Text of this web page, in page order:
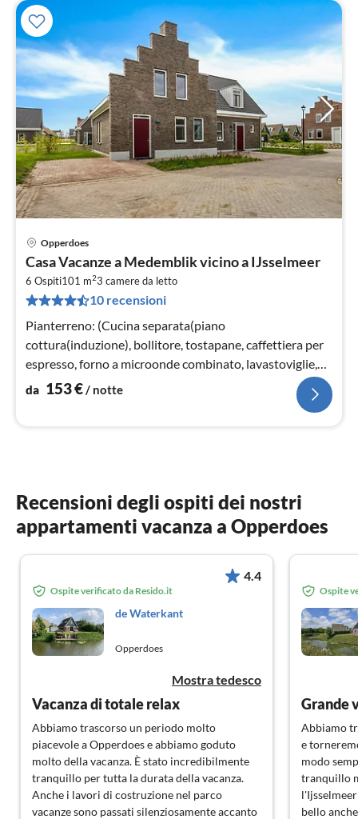
Opperdoes
Casa Vacanze a Medemblik vicino a IJsselmeer
6 Ospiti101 m23 camere da letto
10 recensioni
Pianterreno: (Cucina separata(piano
cottura(induzione), bollitore, tostapane, caffettiera per
espresso, forno a microonde combinato, lavastoviglie,
frigo con congelatore, Frullator...
da 153€/ notte
Recensioni degli ospiti dei nostri
appartamenti vacanza a Opperdoes
4.4
Ospite verificato da Resido.it
de Waterkant
Opperdoes
Mostra tedesco
Vacanza di totale relax
Abbiamo trascorso un periodo molto
piacevole a Opperdoes e abbiamo goduto
molto della vacanza. È stato incredibilmente
tranquillo per tutta la durata della vacanza.
Anche i lavori di costruzione nel parco
vacanze sono passati silenziosamente accanto
Ospite
Grande
Abbiamo
e
modo
tranquillo
bello